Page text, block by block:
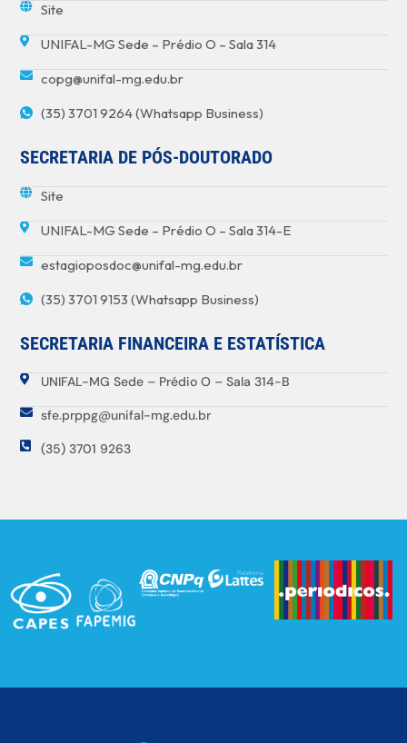
Site
UNIFAL-MG Sede – Prédio O – Sala 314
copg@unifal-mg.edu.br
(35) 3701 9264 (Whatsapp Business)
SECRETARIA DE PÓS-DOUTORADO
Site
UNIFAL-MG Sede – Prédio O – Sala 314-E
estagioposdoc@unifal-mg.edu.br
(35) 3701 9153 (Whatsapp Business)
SECRETARIA FINANCEIRA E ESTATÍSTICA
UNIFAL-MG Sede – Prédio O – Sala 314-B
sfe.prppg@unifal-mg.edu.br
(35) 3701 9263